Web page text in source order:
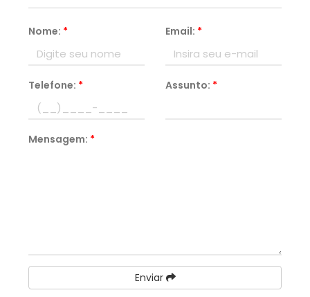
Nome: * Email: *
Telefone: * Assunto: *
Mensagem: *
Enviar